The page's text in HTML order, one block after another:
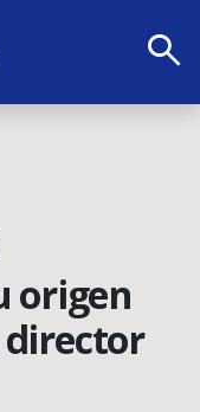
search
origen